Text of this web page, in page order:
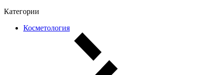
Категории
Косметология